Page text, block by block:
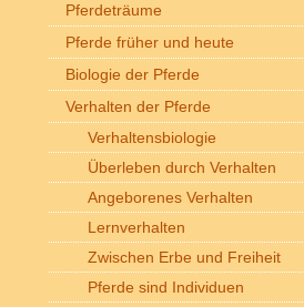
Pferdeträume
Pferde früher und heute
Biologie der Pferde
Verhalten der Pferde
Verhaltensbiologie
Überleben durch Verhalten
Angeborenes Verhalten
Lernverhalten
Zwischen Erbe und Freiheit
Pferde sind Individuen